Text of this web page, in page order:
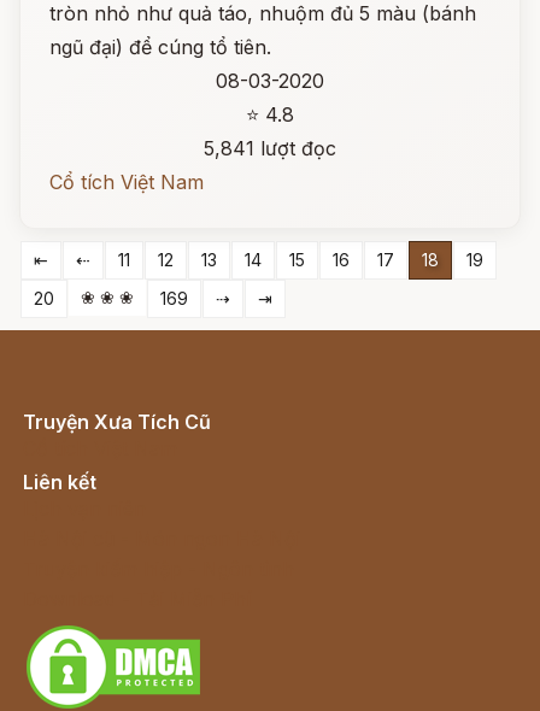
tròn nhỏ như quả táo, nhuộm đủ 5 màu (bánh
ngũ đại) để cúng tổ tiên.
08-03-2020
⭐ 4.8
5,841 lượt đọc
Cổ tích Việt Nam
⇤ ⇠ 11 12 13 14 15 16 17 18
19
20
❀ ❀ ❀ 169 ⇢ ⇥
Truyện Xưa Tích Cũ
Liên kết